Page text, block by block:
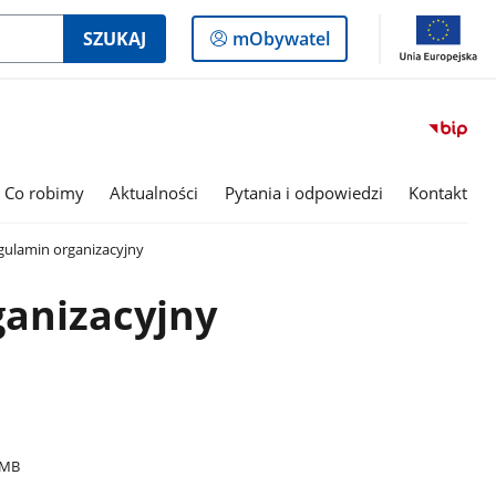
SZUKAJ
Logowanie
do
mObywatel
Co robimy Aktualności Pytania i odpowiedzi Kontakt
organizacyjny